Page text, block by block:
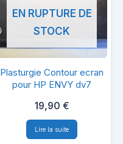
Contour
ecran
pour
HP
EN RUPTURE DE
STOCK
Plasturgie Contour ecran
pour HP ENVY dv7
19,90 €
Lire la suite